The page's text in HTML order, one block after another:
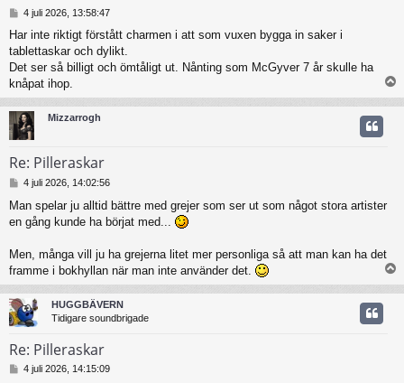
l
ä
g
g
4 juli 2026, 13:58:47
Har inte riktigt förstått charmen i att som vuxen bygga in saker i
tablettaskar och dylikt.
Det ser så billigt och ömtåligt ut. Nånting som McGyver 7 år skulle ha
knåpat ihop.
p
p
Mizzarrogh
Re: Pilleraskar
l
ä
4 juli 2026, 14:02:56
Man spelar ju alltid bättre med grejer som ser ut som något stora artister
en gång kunde ha börjat med...
Men, många vill ju ha grejerna litet mer personliga så att man kan ha det
framme i bokhyllan när man inte använder det.
p
p
HUGGBÄVERN
Tidigare soundbrigade
Re: Pilleraskar
4 juli 2026, 14:15:09